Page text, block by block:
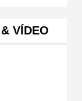
VÍDEO